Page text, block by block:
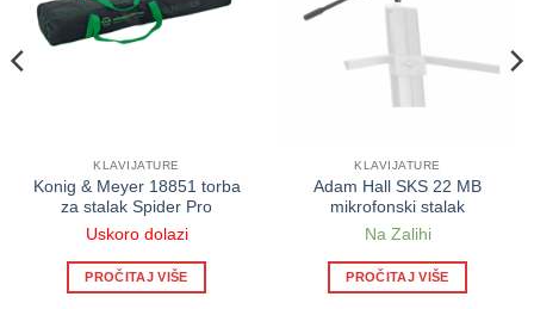
KLAVIJATURE
Konig & Meyer 18851 torba
za stalak Spider Pro
Uskoro dolazi
PROČITAJ VIŠE
KLAVIJATURE
Adam Hall SKS 22 MB
mikrofonski stalak
Na Zalihi
PROČITAJ VIŠE